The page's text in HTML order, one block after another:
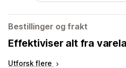
Bestillinger og frakt
Effektiviser alt fra
Utforsk flere